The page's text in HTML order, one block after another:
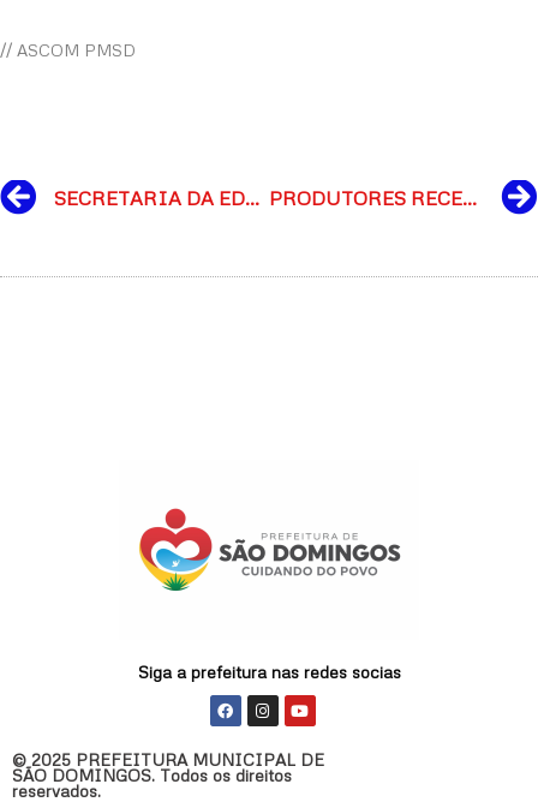
// ASCOM PMSD
SECRETARIA DA EDUCAÇÃO DIVULGA CALENDÁRIO DE MATRÍCULA 2023 PARA REDE MUNICIPAL DE ENSINO PRODUTORES RECEBEM VISITA TÉCNICA DO CONSISAL COM ORIENTAÇÕES PARA OBTENÇÃO DE SELO DO SIM
Siga a prefeitura nas redes socias
F
a
c
e
b
o
I
n
s
t
a
g
Y
o
u
t
u
© 2025 PREFEITURA MUNICIPAL DE
SÃO DOMINGOS. Todos os direitos
reservados.